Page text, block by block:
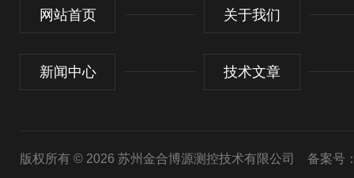
网站首页 关于我们
新闻中心 技术文章
版权所有 © 2026 苏州金合博源测控技术有限公司 备案号